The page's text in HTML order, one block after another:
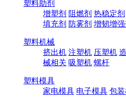
塑料助剂
增塑剂 阻燃剂 热稳定剂
填充剂 防雾剂 增韧增强
塑料机械
挤出机 注塑机 压塑机
械相关 吸塑机 螺杆
塑料模具
家电模具 电子模具 包